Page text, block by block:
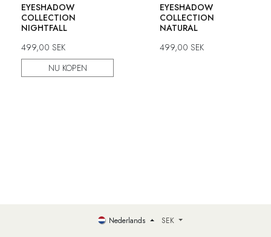
EYESHADOW
COLLECTION
NIGHTFALL
499,00 SEK
NU KOPEN
EYESHADOW
COLLECTION
NATURAL
499,00 SEK
Nederlands SEK